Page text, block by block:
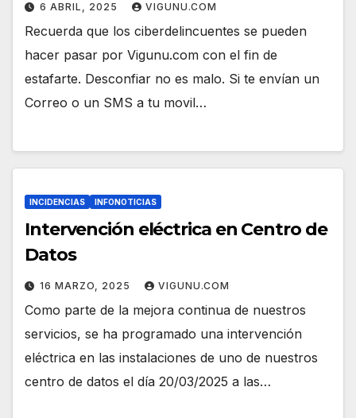
6 ABRIL, 2025 VIGUNU.COM
Recuerda que los ciberdelincuentes se pueden
hacer pasar por Vigunu.com con el fin de
estafarte. Desconfiar no es malo. Si te envían un
Correo o un SMS a tu movil…
INCIDENCIAS INFONOTICIAS
Intervención eléctrica en Centro de
Datos
16 MARZO, 2025 VIGUNU.COM
Como parte de la mejora continua de nuestros
servicios, se ha programado una intervención
eléctrica en las instalaciones de uno de nuestros
centro de datos el día 20/03/2025 a las…